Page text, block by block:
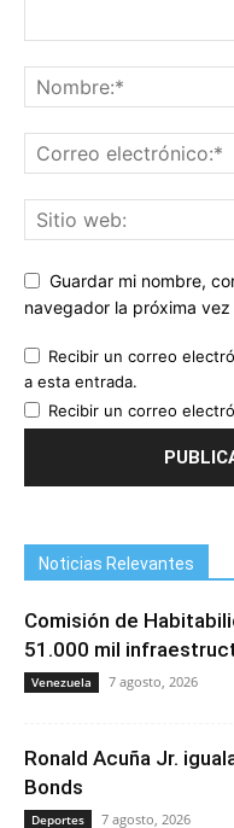
Guardar mi nombre,
navegador la próxima
Recibir un correo
a esta entrada.
Recibir un correo
Noticias Relevantes
Comisión de
51.000 mil
Venezuela 7 agosto, 2026
Ronald Acuña Jr.
Bonds
Deportes 7 agosto, 2026